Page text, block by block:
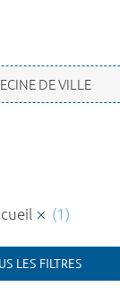
(1)
LES FILTRES